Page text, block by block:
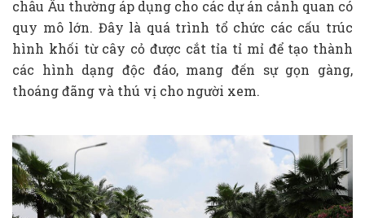
châu Âu thường áp dụng cho các dự án cảnh quan có
quy mô lớn. Đây là quá trình tổ chức các cấu trúc
hình khối từ cây cỏ được cắt tỉa tỉ mỉ để tạo thành
các hình dạng độc đáo, mang đến sự gọn gàng,
thoáng đãng và thú vị cho người xem.